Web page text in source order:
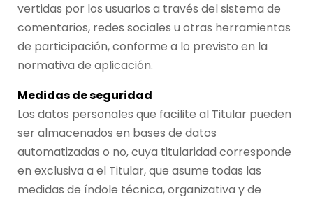
vertidas por los usuarios a través del sistema de
comentarios, redes sociales u otras herramientas
de participación, conforme a lo previsto en la
normativa de aplicación.
Medidas de seguridad
Los datos personales que facilite al Titular pueden
ser almacenados en bases de datos
automatizadas o no, cuya titularidad corresponde
en exclusiva a el Titular, que asume todas las
medidas de índole técnica, organizativa y de